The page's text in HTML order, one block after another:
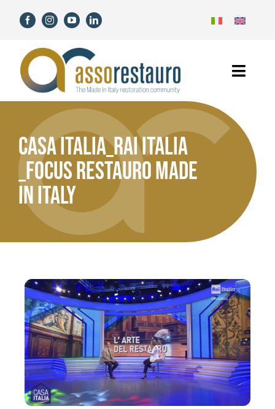
contenuto
Assorestauro
Soci
Servizi
Attività
Contatti
Login
Casa Italia_Rai Italia
_Focus Restauro made
in Italy